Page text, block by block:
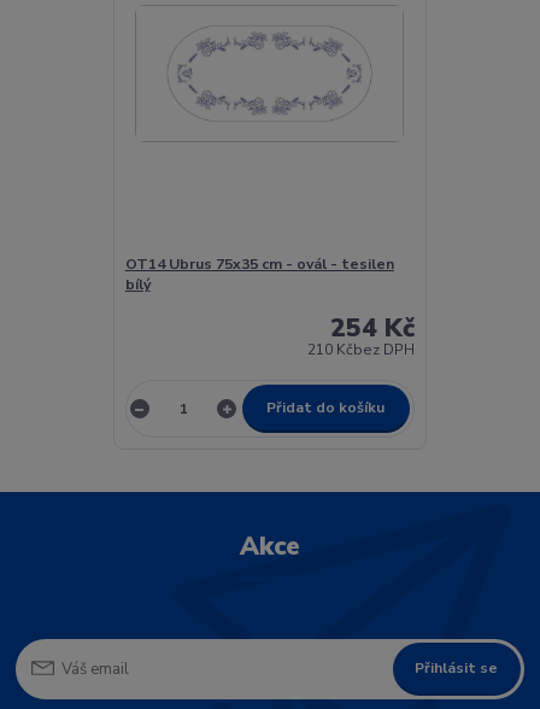
OT14 Ubrus 75x35 cm - ovál - tesilen
bílý
254 Kč
210 Kčbez DPH
Přidat do košíku
Akce
Přihlásit se